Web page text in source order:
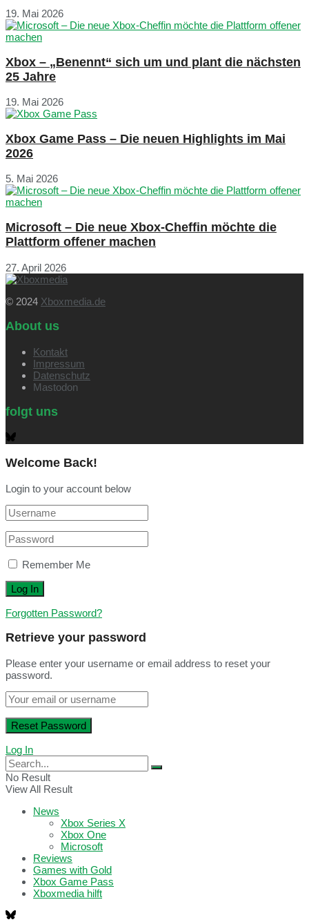
19. Mai 2026
Xbox – „Benennt“ sich um und plant die nächsten
25 Jahre
19. Mai 2026
Xbox Game Pass – Die neuen Highlights im Mai
2026
5. Mai 2026
Microsoft – Die neue Xbox-Cheffin möchte die
Plattform offener machen
27. April 2026
© 2024 Xboxmedia.de
About us
Kontakt
Impressum
Datenschutz
Mastodon
folgt uns
Welcome Back!
Login to your account below
Remember Me
Forgotten Password?
Retrieve your password
Please enter your username or email address to reset your
password.
Log In
No Result
View All Result
News
Xbox Series X
Xbox One
Microsoft
Reviews
Games with Gold
Xbox Game Pass
Xboxmedia hilft